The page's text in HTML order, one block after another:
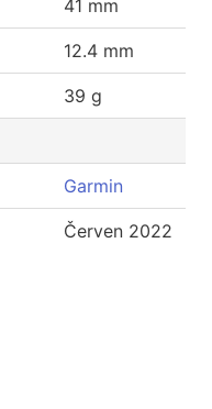
41 mm
12.4 mm
39 g
Garmin
Červen 2022